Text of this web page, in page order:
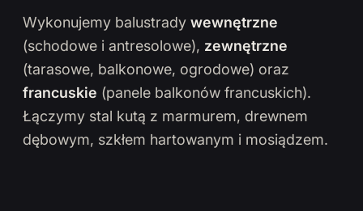
Wykonujemy balustrady wewnętrzne
(schodowe i antresolowe), zewnętrzne
(tarasowe, balkonowe, ogrodowe) oraz
francuskie (panele balkonów francuskich).
Łączymy stal kutą z marmurem, drewnem
dębowym, szkłem hartowanym i mosiądzem.